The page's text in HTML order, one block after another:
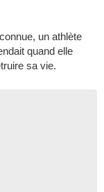
un athlète
quand elle
sa vie.